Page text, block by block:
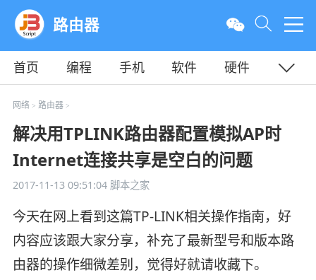
路由器
首页 编程 手机 软件
硬件
教程
平面
网络> 路由器>
解决用TPLINK路由器配置模拟AP时
Internet连接共享是空白的问题
2017-11-13 09:51:04脚本之家
今天在网上看到这篇TP-LINK相关操作指南，好
内容应该跟大家分享，补充了最新型号和版本路
由器的操作细微差别，觉得好就请收藏下。